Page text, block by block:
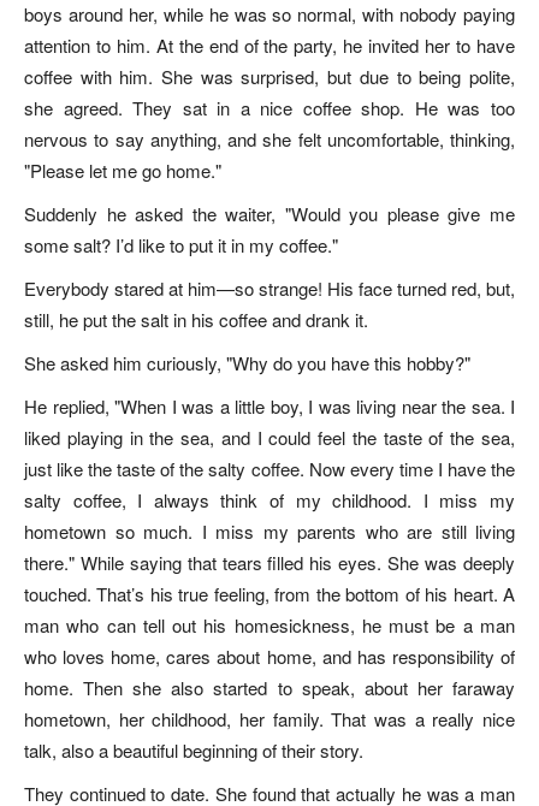
boys around her, while he was so normal, with nobody paying
attention to him. At the end of the party, he invited her to have
coffee with him. She was surprised, but due to being polite,
she agreed. They sat in a nice coffee shop. He was too
nervous to say anything, and she felt uncomfortable, thinking,
"Please let me go home."
Suddenly he asked the waiter, "Would you please give me
some salt? I’d like to put it in my coffee."
Everybody stared at him—so strange! His face turned red, but,
still, he put the salt in his coffee and drank it.
She asked him curiously, "Why do you have this hobby?"
He replied, "When I was a little boy, I was living near the sea. I
liked playing in the sea, and I could feel the taste of the sea,
just like the taste of the salty coffee. Now every time I have the
salty coffee, I always think of my childhood. I miss my
hometown so much. I miss my parents who are still living
there." While saying that tears filled his eyes. She was deeply
touched. That’s his true feeling, from the bottom of his heart. A
man who can tell out his homesickness, he must be a man
who loves home, cares about home, and has responsibility of
home. Then she also started to speak, about her faraway
hometown, her childhood, her family. That was a really nice
talk, also a beautiful beginning of their story.
They continued to date. She found that actually he was a man